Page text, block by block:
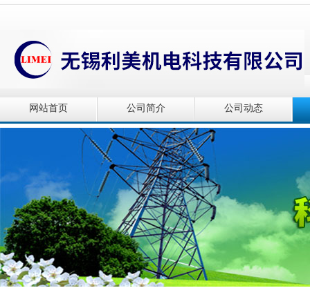
网站首页 公司简介 公司动态